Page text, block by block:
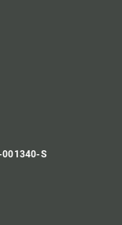
001340-S